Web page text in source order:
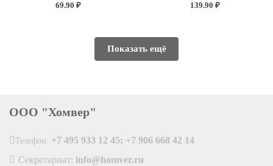
69.90 ₽
139.90 ₽
Показать ещё
ООО "Хомвер"
Телефон: +7 495 933 12 45; +7 906 668 42 14
Секретариат: info@homver.ru